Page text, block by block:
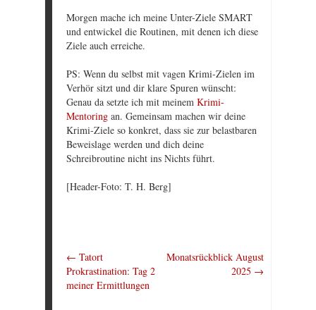
Morgen mache ich meine Unter-Ziele SMART
und entwickel die Routinen, mit denen ich diese
Ziele auch erreiche.
PS: Wenn du selbst mit vagen Krimi-Zielen im
Verhör sitzt und dir klare Spuren wünscht:
Genau da setzte ich mit meinem Krimi-
Mentoring an. Gemeinsam machen wir deine
Krimi-Ziele so konkret, dass sie zur belastbaren
Beweislage werden und dich deine
Schreibroutine nicht ins Nichts führt.
[Header-Foto: T. H. Berg]
← Tatort
Prokrastination: Tag 2
meiner Ermittlungen
Monatsrückblick August
2025 →